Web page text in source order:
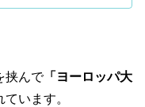
挟んで「ヨーロッパ大
います。